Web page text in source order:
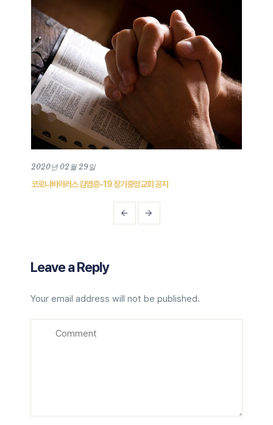
2020년 02월 29일
코로나바이러스 감염증-19 장기중앙교회 공지
Leave a Reply
Your email address will not be published.